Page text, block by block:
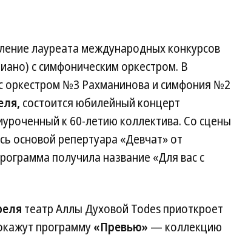
лауреата международных конкурсов
с симфоническим оркестром. В
№3 Рахманинова и симфония №2
состоится юбилейный концерт
к 60-летию коллектива. Со сцены
основой репертуара «Девчат» от
получила название «Для вас с
театр Аллы Духовой Todes приоткроет
программу«Превью» — коллекцию